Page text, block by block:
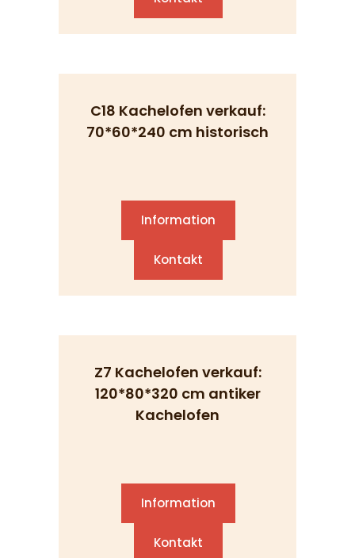
C18 Kachelofen verkauf:
70*60*240 cm historisch
Information
Kontakt
Z7 Kachelofen verkauf:
120*80*320 cm antiker
Kachelofen
Information
Kontakt